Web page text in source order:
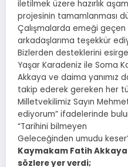
iletilmek üzere hazırlık
projesinin tamamlanması
Çalışmalarda emeği
arkadaşlarıma teşekkür
Bizlerden desteklerini
Yaşar Karadeniz ile Soma
Akkaya ve daima yanımız
takip ederek gereken her
Milletvekilimiz Sayın
ediyorum” ifadelerinde
“Tarihini bilmeyen
Geleceğinden umudu
Kaymakam Fatih
sözlere yer verdi;